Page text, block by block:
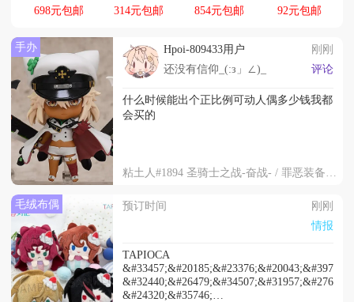
698元包邮 314元包邮 854元包邮 92元包邮
手办 Hpoi-809433用户
刚刚
还没有信仰_(:з」∠)_
评论
什么时候能出个正比例可动人偶多少钱我都
会买的
毛绒布偶 预订时间
刚刚
情报
TAPIOCA
&#24320;&#35746;